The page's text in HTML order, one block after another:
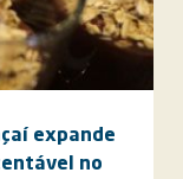
expande
no